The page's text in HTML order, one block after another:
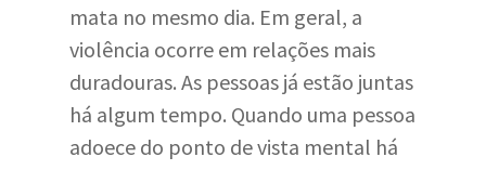
mata no mesmo dia. Em geral, a
violência ocorre em relações mais
duradouras. As pessoas já estão juntas
há algum tempo. Quando uma pessoa
adoece do ponto de vista mental há